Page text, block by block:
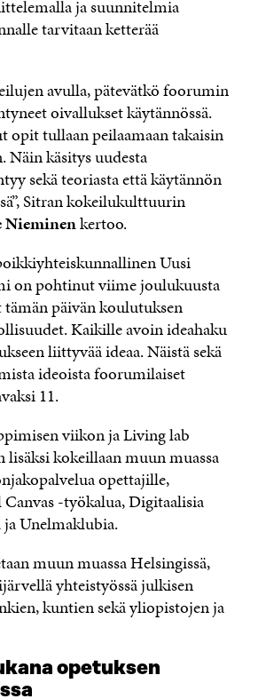
ja suunnitelmia
tarvitaan ketterää
avulla, pätevätkö foorumin
oivallukset käytännössä.
opit tullaan peilaamaan takaisin
käsitys uudesta
sekä teoriasta että käytännön
Sitran kokeilukulttuurin
kertoo.
Uusi
on pohtinut viime joulukuusta
päivän koulutuksen
Kaikille avoin ideahaku
liittyvää ideaa. Näistä sekä
ideoista foorumilaiset
11.
viikon ja Living lab
kokeillaan muun muassa
opettajille,
-työkalua, Digitaalisia
Unelmaklubia.
muun muassa Helsingissä,
yhteistyössä julkisen
kuntien sekä yliopistojen ja
opetuksen